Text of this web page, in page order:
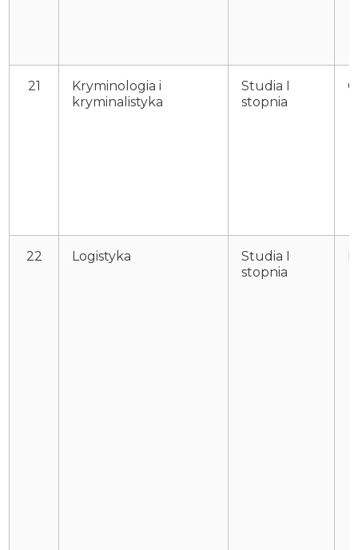
21
Kryminologia i
kryminalistyka
Studia I
stopnia
22 Logistyka
Studia I
stopnia